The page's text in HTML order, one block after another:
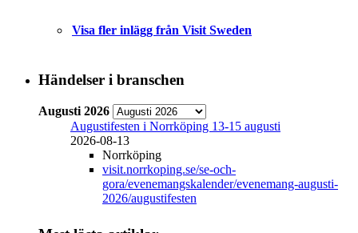
Visa fler inlägg från Visit Sweden
Händelser i branschen
Augusti 2026
Augustifesten i Norrköping 13-15 augusti
2026-08-13
Norrköping
visit.norrkoping.se/se-och-
gora/evenemangskalender/evenemang-augusti-
2026/augustifesten